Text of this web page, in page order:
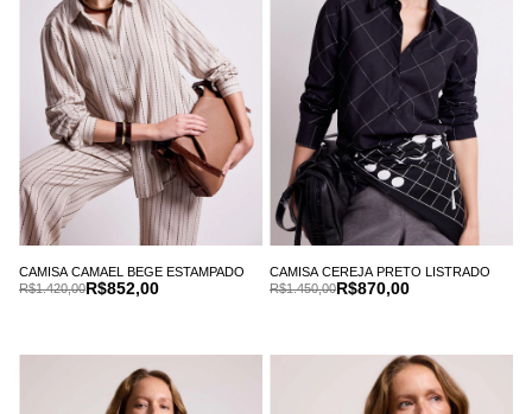
CAMISA CAMAEL BEGE ESTAMPADO
R$852,00
R$1.420,00
CAMISA CEREJA PRETO LISTRADO
R$870,00
R$1.450,00